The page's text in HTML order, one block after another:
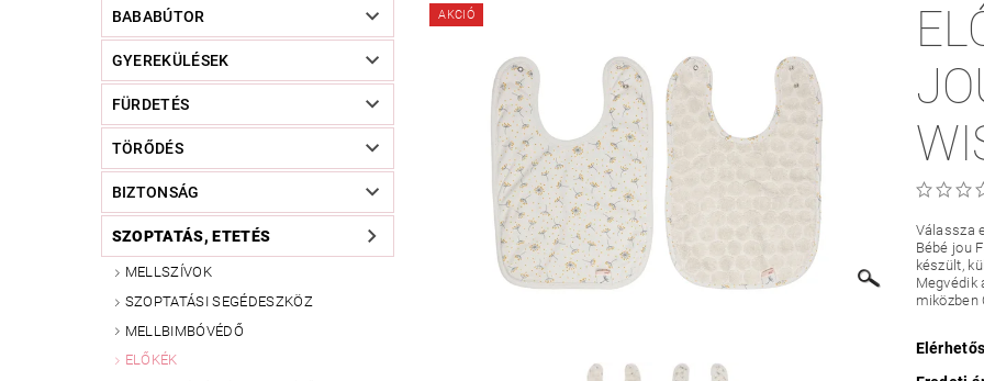
TÖRZSVÁSÁRLÓI PROGRAM RÓLUNK A MEGFELELŐ MÉRET MEGÁLLAPÍTÁSA
BABABÚTOR
GYEREKÜLÉSEK
FÜRDETÉS
TÖRŐDÉS
BIZTONSÁG
SZOPTATÁS, ETETÉS
MELLSZÍVOK
SZOPTATÁSI SEGÉDESZKÖZ
MELLBIMBÓVÉDŐ
ELŐKÉK
AKCIÓ
Válassza
Bébé jou
készült,
Megvédik
miközben